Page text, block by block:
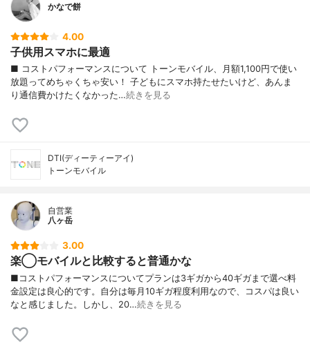
かなで餅
4.00
子供用スマホに最適
■ コストパフォーマンスについて トーンモバイル、月額1,100円で使い
放題ってめちゃくちゃ安い！ 子どもにスマホ持たせたいけど、あんま
り通信費かけたくなかった…続きを見る
DTI(ディーティーアイ)
トーンモバイル
自営業
八ヶ岳
3.00
楽◯モバイルと比較すると普通かな
■コストパフォーマンスについてプランは3ギガから40ギガまで選べ料
金設定は良心的です。自分は毎月10ギガ程度利用なので、コスパは良い
なと感じました。しかし、20…続きを見る